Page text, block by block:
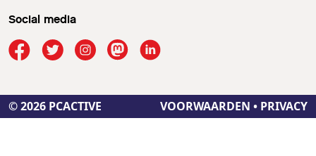
Social media
© 2026 PCACTIVE VOORWAARDEN • PRIVACY